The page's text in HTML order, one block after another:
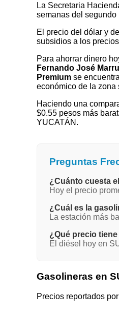
La Secretaria
semanas del
El precio del dólar y
subsidios a los
Para ahorrar dinero
Fernando José
Premium se
económico de la zona
Haciendo una
$0.55 pesos más
YUCATÁN.
Preguntas
¿Cuánto cuesta
Hoy el precio
¿Cuál es la
La estación más
¿Qué precio
El diésel hoy en
Gasolineras en
Precios reportados